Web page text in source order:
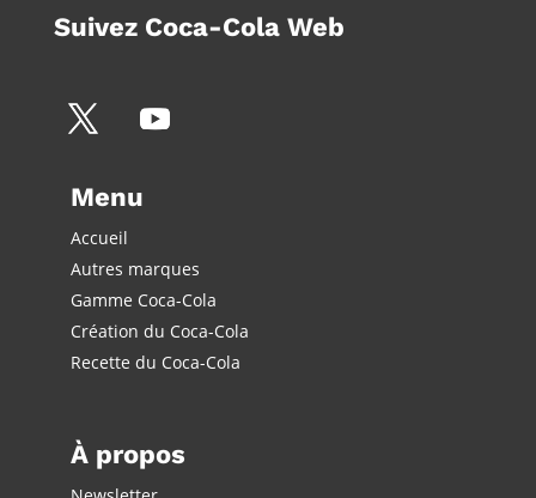
Suivez Coca-Cola Web
Menu
Accueil
Autres marques
Gamme Coca-Cola
Création du Coca-Cola
Recette du Coca-Cola
À propos